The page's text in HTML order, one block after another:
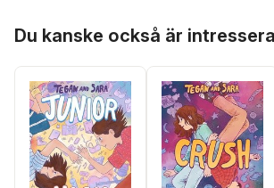
Du kanske också är